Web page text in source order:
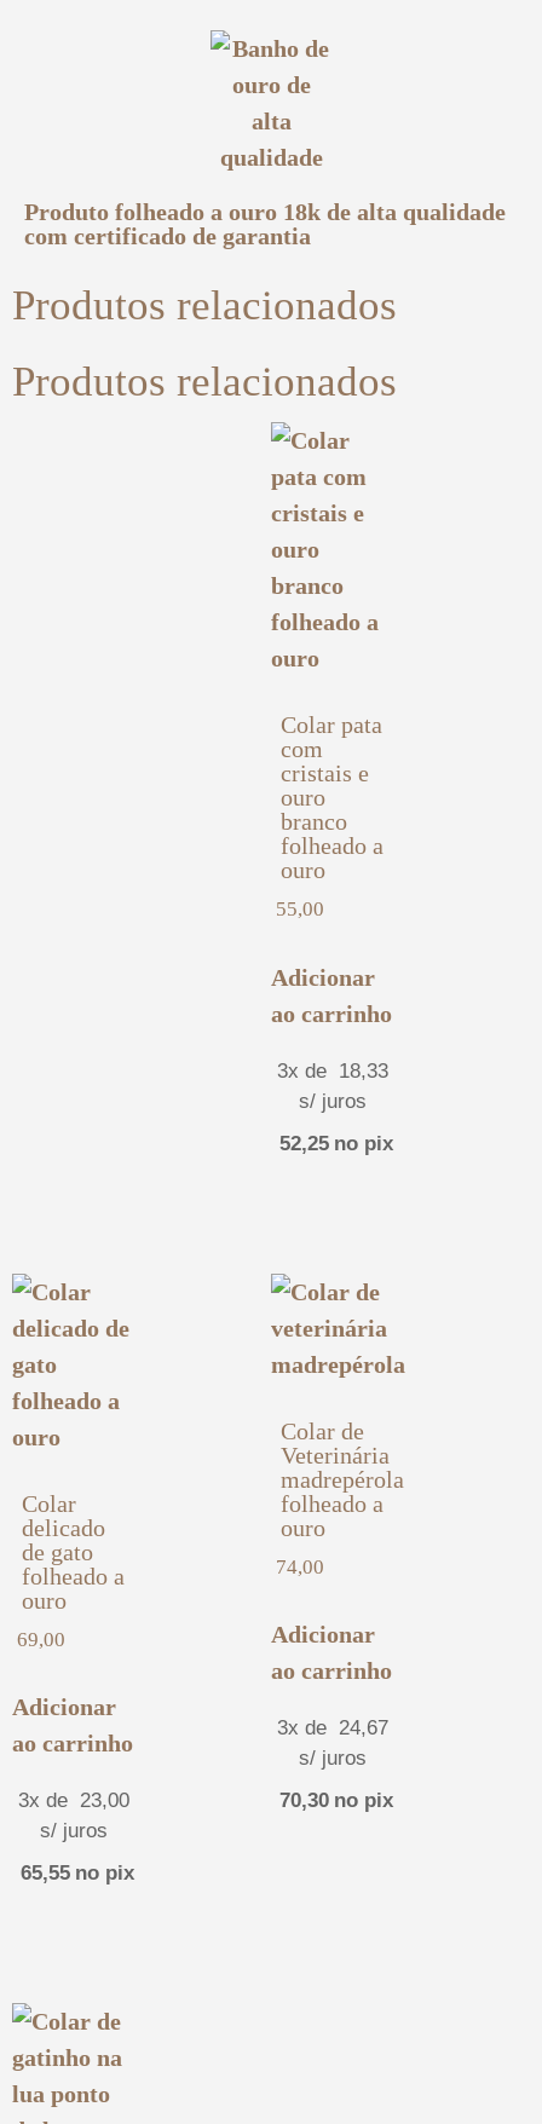
Produto folheado a ouro 18k de alta qualidade
com certificado de garantia
Produtos relacionados
Produtos relacionados
Colar pata
com
cristais e
ouro
branco
folheado a
ouro
55,00
Adicionar
ao carrinho
3x de 18,33
s/ juros
52,25 no pix
Colar
delicado
de gato
folheado a
ouro
69,00
Adicionar
ao carrinho
3x de 23,00
s/ juros
65,55 no pix
Colar de
Veterinária
madrepérola
folheado a
ouro
74,00
Adicionar
ao carrinho
3x de 24,67
s/ juros
70,30 no pix